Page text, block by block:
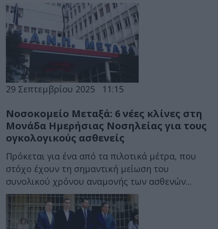
29 Σεπτεμβρίου 2025 11:15
Νοσοκομείο Μεταξά: 6 νέες κλίνες στη
Μονάδα Ημερήσιας Νοσηλείας για τους
ογκολογικούς ασθενείς
Πρόκεται για ένα από τα πιλοτικά μέτρα, που
στόχο έχουν τη σημαντική μείωση του
συνολικού χρόνου αναμονής των ασθενών...